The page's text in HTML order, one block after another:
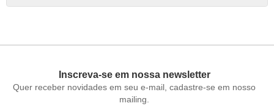
Inscreva-se em nossa newsletter
Quer receber novidades em seu e-mail, cadastre-se em nosso
mailing.